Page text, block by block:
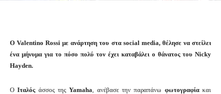
O Valentino Rossi με ανάρτηση του στα social media, θέλησε να στείλει
ένα μήνυμα για το πόσο πολύ τον έχει καταβάλει ο θάνατος του Nicky
Hayden.
OΙταλόςάσσος τηςYamaha , ανέβασε την παραπάνω φωτογραφίακαι